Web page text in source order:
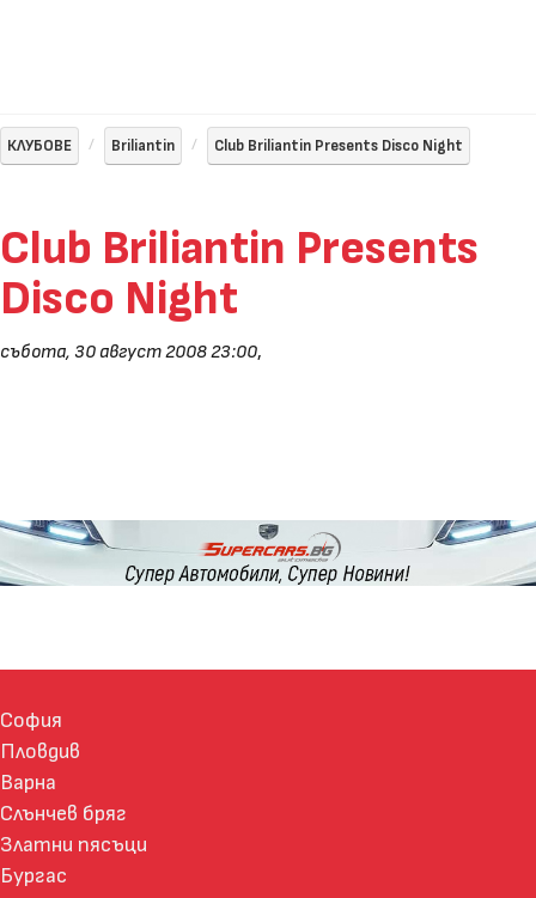
КЛУБОВЕ Briliantin Club Briliantin Presents Disco Night
Club Briliantin Presents
Disco Night
събота, 30 август 2008 23:00,
София
Пловдив
Варна
Слънчев бряг
Златни пясъци
Бургас